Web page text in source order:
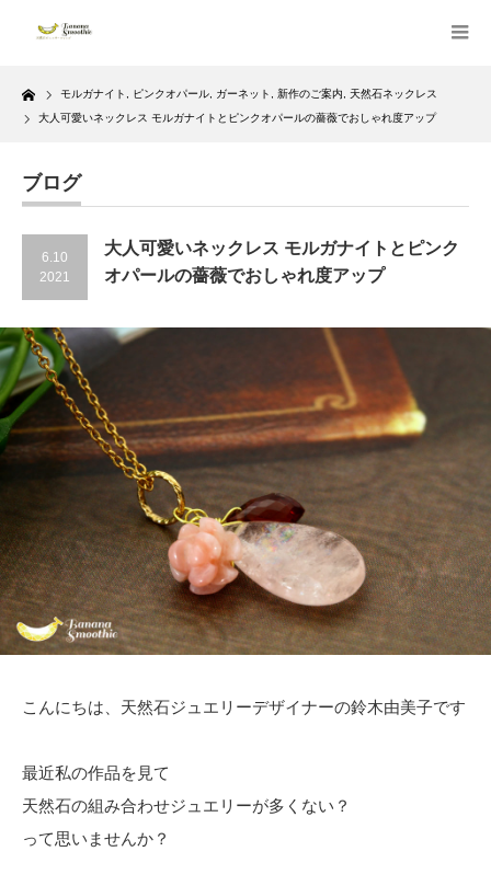
Home モルガナイト ピンクオパール ガーネット 新作のご案内
天然石ネックレス
大人可愛いネックレス モルガナイトとピンクオパールの薔薇でおしゃれ度アップ
ブログ
6.10
2021
大人可愛いネックレス モルガナイトとピンク
オパールの薔薇でおしゃれ度アップ
こんにちは、天然石ジュエリーデザイナーの鈴木由美子です
最近私の作品を見て
天然石の組み合わせジュエリーが多くない？
って思いませんか？